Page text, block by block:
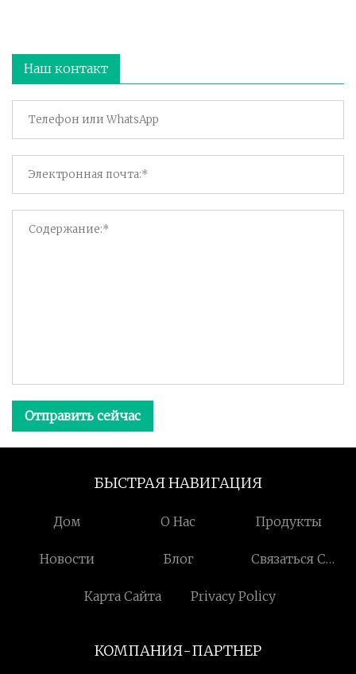
Наш контакт
Отправить сейчас
БЫСТРАЯ НАВИГАЦИЯ
Дом О Нас Продукты
Новости Блог
Связаться С
Карта Сайта
Privacy Policy
КОМПАНИЯ-ПАРТНЕР